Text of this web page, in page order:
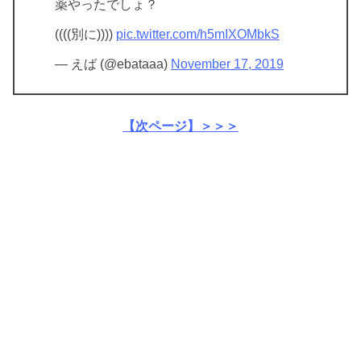
薬やったでしょ？
((((別に)))) pic.twitter.com/h5mIXOMbkS
— えば (@ebataaa) November 17, 2019
【次ページ】＞＞＞